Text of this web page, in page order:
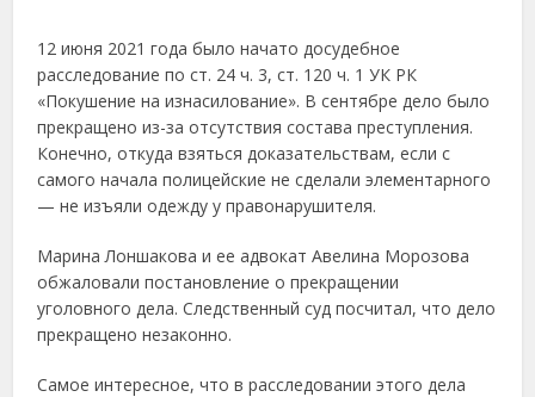
12 июня 2021 года было начато досудебное
расследование по ст. 24 ч. 3, ст. 120 ч. 1 УК РК
«Покушение на изнасилование». В сентябре дело было
прекращено из-за отсутствия состава преступления.
Конечно, откуда взяться доказательствам, если с
самого начала полицейские не сделали элементарного
— не изъяли одежду у правонарушителя.
Марина Лоншакова и ее адвокат Авелина Морозова
обжаловали постановление о прекращении
уголовного дела. Следственный суд посчитал, что дело
прекращено незаконно.
Самое интересное, что в расследовании этого дела